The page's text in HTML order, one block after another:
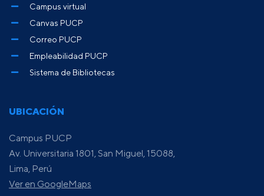
UBICACIÓN
Campus PUCP
Av. Universitaria 1801, San Miguel, 15088,
Lima, Perú
Ver en GoogleMaps
Campus virtual
Canvas PUCP
Correo PUCP
Empleabilidad PUCP
Sistema de Bibliotecas